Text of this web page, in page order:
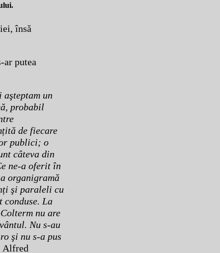
însă
ar putea
un
probabil
de fiecare
publici; o
câteva din
ne-a oferit în
organigramă
şi paraleli cu
La
nu are
Nu s-au
şi nu s-a pus
Alfred